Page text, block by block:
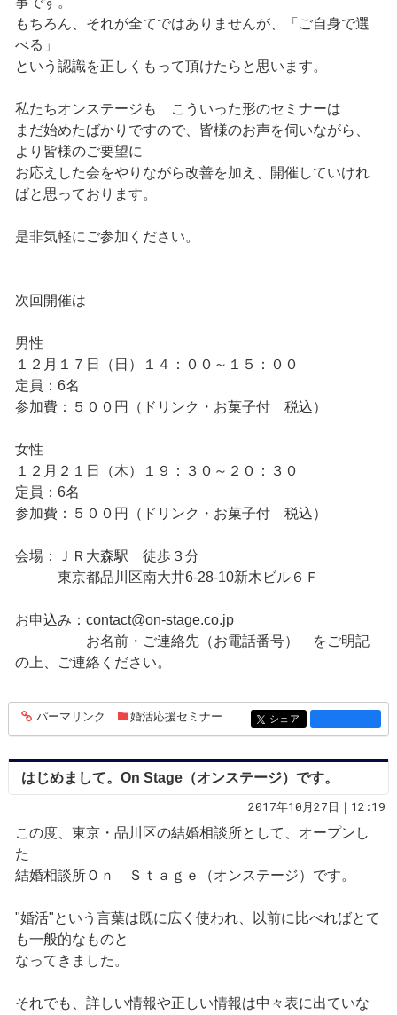
もちろん、それが全てではありませんが、「ご自身で選
べる」
という認識を正しくもって頂けたらと思います。
私たちオンステージも こういった形のセミナーは
まだ始めたばかりですので、皆様のお声を伺いながら、
より皆様のご要望に
お応えした会をやりながら改善を加え、開催していけれ
ばと思っております。
是非気軽にご参加ください。
次回開催は
男性
１２月１７日（日）１４：００～１５：００
定員：6名
参加費：５００円（ドリンク・お菓子付 税込）
女性
１２月２１日（木）１９：３０～２０：３０
定員：6名
参加費：５００円（ドリンク・お菓子付 税込）
会場：ＪＲ大森駅 徒歩３分
東京都品川区南大井6-28-10新木ビル６Ｆ
お申込み：contact@on-stage.co.jp
お名前・ご連絡先（お電話番号） をご明記
の上、ご連絡ください。
entry1282
パーマリンク 婚活応援セミナー entry1282
シェア
はじめまして。On Stage（オンステージ）です。
2017年10月27日｜12:19
この度、東京・品川区の結婚相談所として、オープンし
た
結婚相談所Ｏｎ Ｓｔａｇｅ（オンステージ）です。
"婚活"という言葉は既に広く使われ、以前に比べればとて
も一般的なものと
なってきました。
それでも、詳しい情報や正しい情報は中々表に出ていな